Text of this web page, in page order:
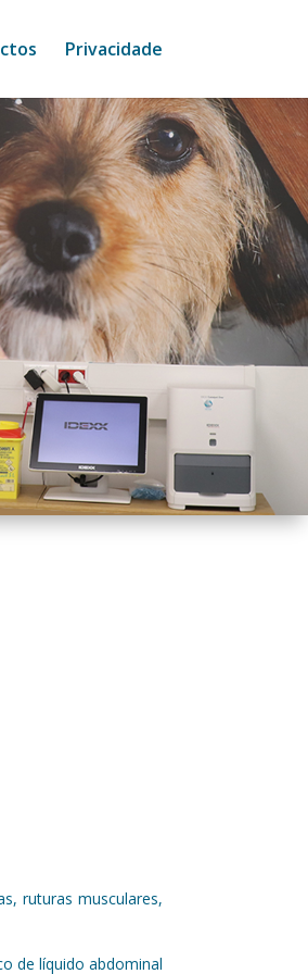
Privacidade
ruturas musculares,
de líquido abdominal